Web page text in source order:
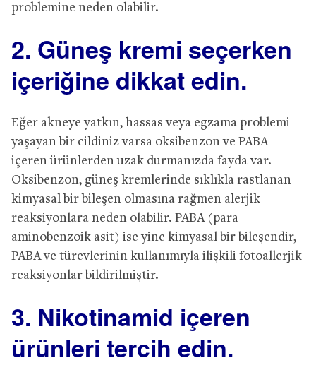
problemine neden olabilir.
2. Güneş kremi seçerken
içeriğine dikkat edin.
Eğer akneye yatkın, hassas veya egzama problemi
yaşayan bir cildiniz varsa oksibenzon ve PABA
içeren ürünlerden uzak durmanızda fayda var.
Oksibenzon, güneş kremlerinde sıklıkla rastlanan
kimyasal bir bileşen olmasına rağmen alerjik
reaksiyonlara neden olabilir. PABA (para
aminobenzoik asit) ise yine kimyasal bir bileşendir,
PABA ve türevlerinin kullanımıyla ilişkili fotoallerjik
reaksiyonlar bildirilmiştir.
3. Nikotinamid içeren
ürünleri tercih edin.